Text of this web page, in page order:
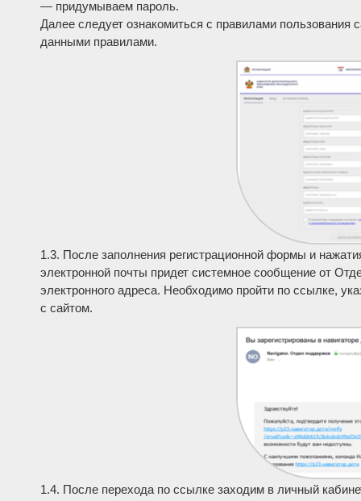
— придумываем пароль.
Далее следует ознакомиться с правилами пользования
данными правилами.
1.3. После заполнения регистрационной формы и
электронной почты придет системное сообщение от
электронного адреса. Необходимо пройти по ссылке,
с сайтом.
1.4. После перехода по ссылке заходим в личный